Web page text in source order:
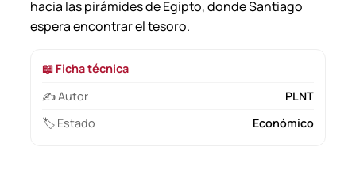
hacia las pirámides de Egipto, donde Santiago
espera encontrar el tesoro.
📖 Ficha técnica
✍️ Autor
PLNT
🏷️ Estado
Económico